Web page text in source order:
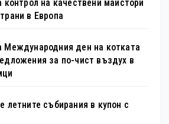
контрол на качествени майстори
в Европа
Международния ден на котката
за по-чист въздух в
летните събирания в купон с